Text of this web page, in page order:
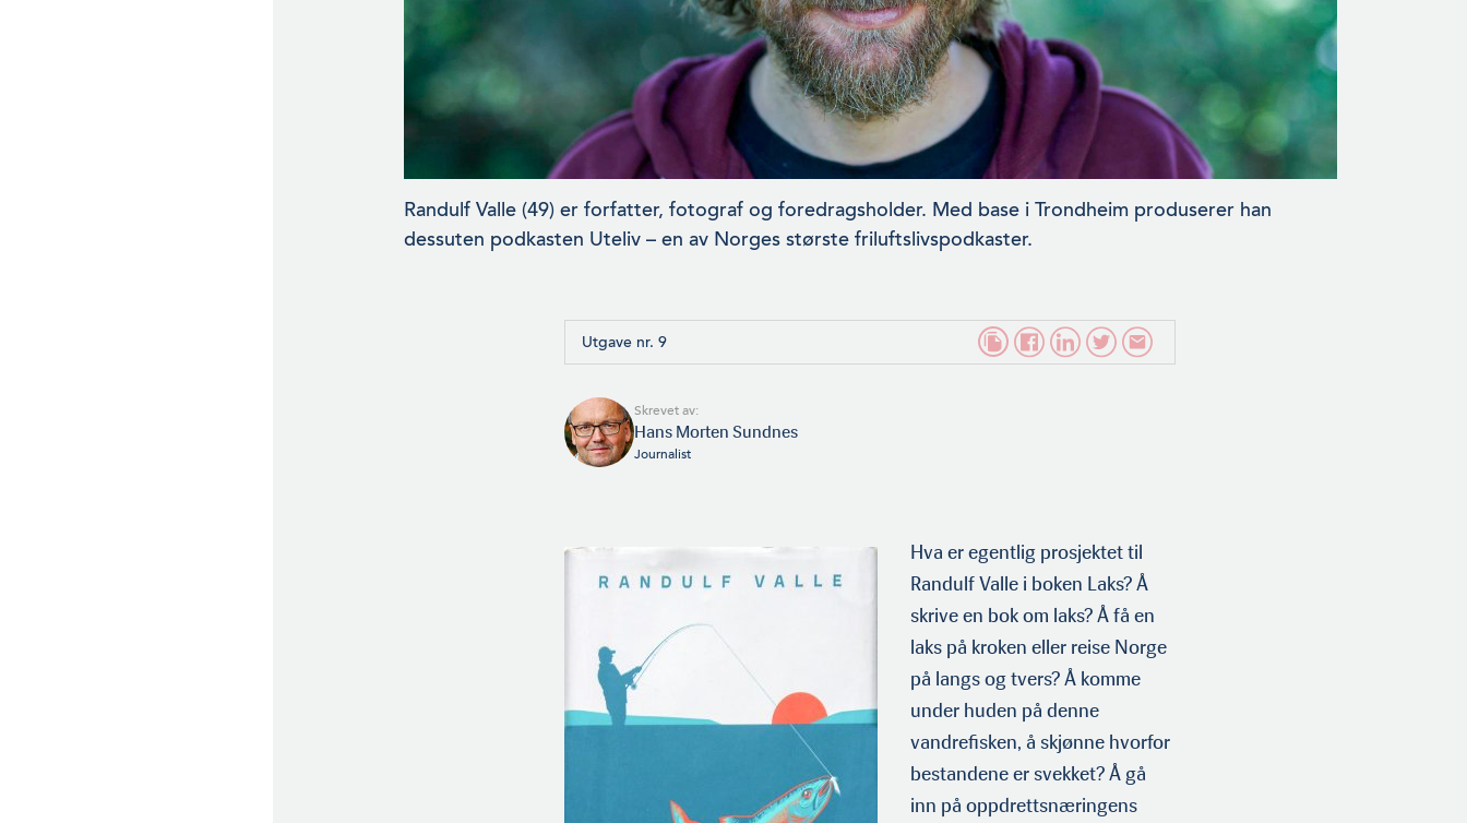
Randulf Valle (49) er forfatter, fotograf og foredragsholder. Med base i Trondheim produserer han
dessuten podkasten Uteliv – en av Norges største friluftslivspodkaster.
Utgave nr. 9
Skrevet av:
Hans Morten Sundnes
Journalist
Hva er egentlig prosjektet til
Randulf Valle i boken Laks? Å
skrive en bok om laks? Å få en
laks på kroken eller reise Norge
på langs og tvers? Å komme
under huden på denne
vandrefisken, å skjønne hvorfor
bestandene er svekket? Å gå
inn på oppdrettsnæringens